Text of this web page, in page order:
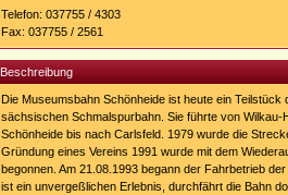
http://www.museumsbahn-
schoenheide.de
Telefon: 037755 / 4303
Fax: 037755 / 2561
Beschreibung
Die Museumsbahn Schönheide ist heute ein Teilstück
sächsischen Schmalspurbahn. Sie führte von Wilkau-
Schönheide bis nach Carlsfeld. 1979 wurde die
Gründung eines Vereins 1991 wurde mit dem
begonnen. Am 21.08.1993 begann der Fahrbetrieb
ist ein unvergeßlichen Erlebnis, durchfährt die Bahn